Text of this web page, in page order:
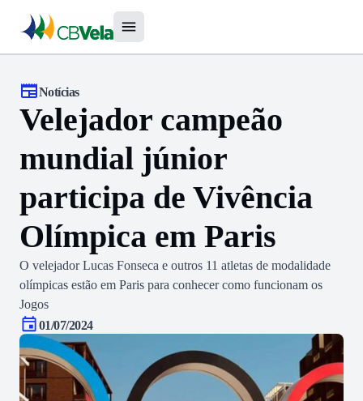
Notícias
Velejador campeão
mundial júnior
participa de Vivência
Olímpica em Paris
O velejador Lucas Fonseca e outros 11 atletas de modalidade
olímpicas estão em Paris para conhecer como funcionam os
Jogos
01/07/2024